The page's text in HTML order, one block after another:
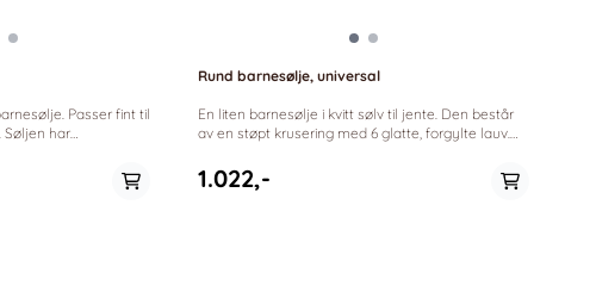
Rund barnesølje, universal
En liten barnesølje i kvitt sølv til jente. Den består
av en støpt krusering med 6 glatte, forgylte lauv.
1940
1.022,-